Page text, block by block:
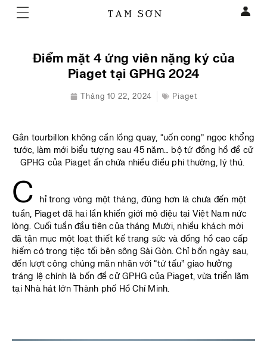
Điểm mặt 4 ứng viên nặng ký của
Piaget tại GPHG 2024
Tháng 10 22, 2024 Piaget
Gắn tourbillon không cần lồng quay, “uốn cong” ngọc khổng
tước, làm mới biểu tượng sau 45 năm… bộ tứ đồng hồ đề cử
GPHG của Piaget ẩn chứa nhiều điều phi thường, lý thú.
C
hỉ trong vòng một tháng, đúng hơn là chưa đến một
tuần, Piaget đã hai lần khiến giới mộ điệu tại Việt Nam nức
lòng. Cuối tuần đầu tiên của tháng Mười, nhiều khách mời
đã tận mục một loạt thiết kế trang sức và đồng hồ cao cấp
hiếm có trong tiệc tối bên sông Sài Gòn. Chỉ bốn ngày sau,
đến lượt công chúng mãn nhãn với “tứ tấu” giao hưởng
tráng lệ chính là bốn đề cử GPHG của Piaget, vừa triển lãm
tại Nhà hát lớn Thành phố Hồ Chí Minh.